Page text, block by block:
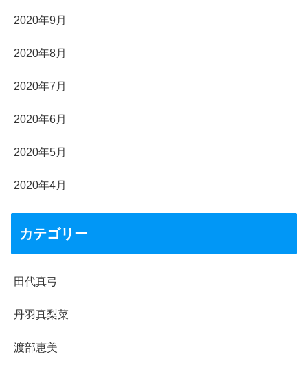
2020年9月
2020年8月
2020年7月
2020年6月
2020年5月
2020年4月
カテゴリー
田代真弓
丹羽真梨菜
渡部恵美